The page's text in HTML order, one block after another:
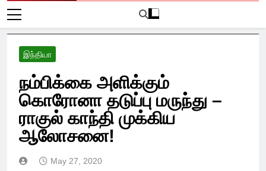
இந்தியா
நம்பிக்கை அளிக்கும்
கொரோனா தடுப்பு மருந்து –
ராகுல் காந்தி முக்கிய
ஆலோசனை!
May 27, 2020